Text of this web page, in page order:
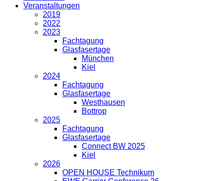
Veranstaltungen
2019
2022
2023
Fachtagung
Glasfasertage
München
Kiel
2024
Fachtagung
Glasfasertage
Westhausen
Bottrop
2025
Fachtagung
Glasfasertage
Connect BW 2025
Kiel
2026
OPEN HOUSE Technikum